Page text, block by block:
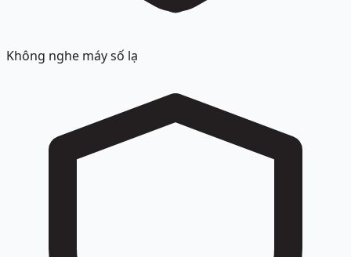
Không nghe máy số lạ